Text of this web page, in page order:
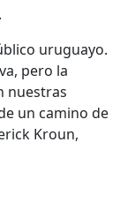
uruguayo.
pero la
nuestras
un camino de
Kroun,